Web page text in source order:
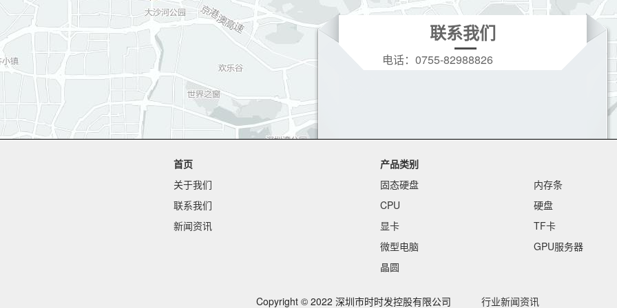
联系我们
电话： 0755-82988826
首页
关于我们
联系我们
新闻资讯
产品类别
固态硬盘
内存条
CPU
硬盘
显卡
TF卡
微型电脑
GPU服务器
晶圆
Copyright © 2022 深圳市时时发控股有限公司 行业新闻资讯